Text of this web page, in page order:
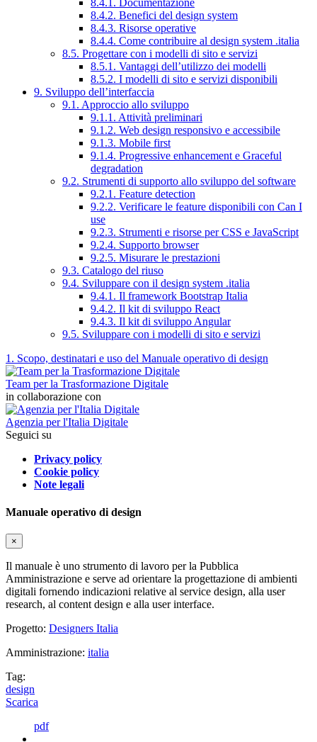
8.4.2. Benefici del design system
8.4.3. Risorse operative
8.4.4. Come contribuire al design system .italia
8.5. Progettare con i modelli di sito e servizi
8.5.1. Vantaggi dell’utilizzo dei modelli
8.5.2. I modelli di sito e servizi disponibili
9. Sviluppo dell’interfaccia
9.1. Approccio allo sviluppo
9.1.1. Attività preliminari
9.1.2. Web design responsivo e accessibile
9.1.3. Mobile first
9.1.4. Progressive enhancement e Graceful
degradation
9.2. Strumenti di supporto allo sviluppo del software
9.2.1. Feature detection
9.2.2. Verificare le feature disponibili con Can I
use
9.2.3. Strumenti e risorse per CSS e JavaScript
9.2.4. Supporto browser
9.2.5. Misurare le prestazioni
9.3. Catalogo del riuso
9.4. Sviluppare con il design system .italia
9.4.1. Il framework Bootstrap Italia
9.4.2. Il kit di sviluppo React
9.4.3. Il kit di sviluppo Angular
9.5. Sviluppare con i modelli di sito e servizi
1. Scopo, destinatari e uso del Manuale operativo di design
Team per la Trasformazione Digitale
in collaborazione con
Agenzia per l'Italia Digitale
Seguici su
Privacy policy
Cookie policy
Note legali
Manuale operativo di design
×
Il manuale è uno strumento di lavoro per la Pubblica
Amministrazione e serve ad orientare la progettazione di ambienti
digitali fornendo indicazioni relative al service design, alla user
research, al content design e alla user interface.
Progetto: Designers Italia
Amministrazione: italia
Tag:
design
Scarica
pdf